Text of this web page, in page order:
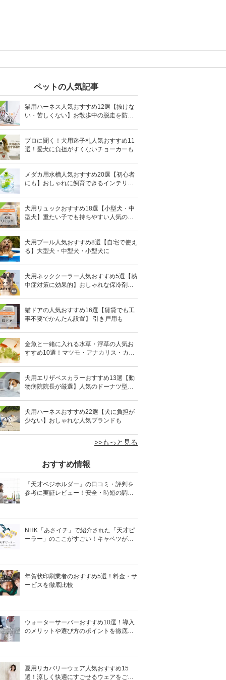
ペットの人気記事
猫用ハーネス人気おすすめ12選【抜けな
い・苦しくない】お散歩中の脱走を防止
プロに聞く！犬用迷子札人気おすすめ11
選！愛犬に負担がすくないチョーカーも
メダカ用水槽人気おすすめ20選【初心者
にも】おしゃれに飼育できるインテリア
犬用リュックおすすめ18選【小型犬・中
型犬】重たい子でも持ちやすい人気のキ
犬用プール人気おすすめ8選【自宅で使え
る】大型犬・中型犬・小型犬に
犬用ネッククーラー人気おすすめ5選【熱
中症対策に効果的】おしゃれな保冷剤タ
猫ドアの人気おすすめ16選【賃貸でも工
事不要でかんたん設置】 引き戸用も
金魚と一緒に入れる水草・浮草の人気お
すすめ10選！マツモ・アナカリス・カボ
犬用エリザベスカラーおすすめ13選【動
物病院院長が厳選】人気のドーナツ型や
犬用ハーネスおすすめ22選【犬に負担が
少ない】おしゃれな人気ブランドも
>>もっと見る
おすすめ情報
『天才ベジホルダー』の口コミ・評判を
参考に実証レビュー！安全・時短の調理
NHK「あさイチ」で紹介された「天才ピ
ーラー」のここがすごい！キャベツがほ
年賀状印刷業者のおすすめ5選！料金・サ
ービスを徹底比較
ウォーターサーバーおすすめ10選！導入
のメリットや選び方のポイントを徹底解
夏用リカバリーウェア人気おすすめ15
選！涼しく快適にすごせるウェアをご紹